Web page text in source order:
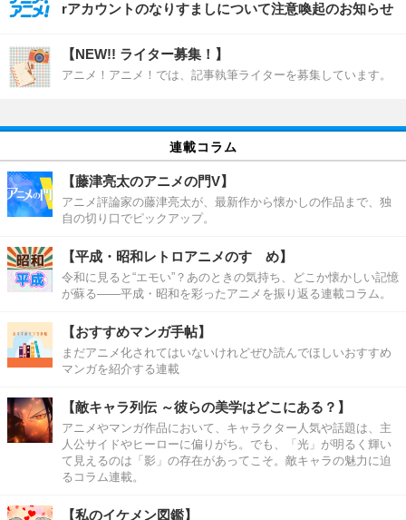
rアカウントのなりすましについて注意喚起のお知らせ
【NEW!! ライター募集！】
アニメ！アニメ！では、記事執筆ライターを募集しています。
連載コラム
【藤津亮太のアニメの門V】
アニメ評論家の藤津亮太が、最新作から懐かしの作品まで、独
自の切り口でピックアップ。
【平成・昭和レトロアニメのすゝめ】
令和に見ると“エモい”？あのときの気持ち、どこか懐かしい記憶
が蘇る――平成・昭和を彩ったアニメを振り返る連載コラム。
【おすすめマンガ手帖】
まだアニメ化されてはいないけれどぜひ読んでほしいおすすめ
マンガを紹介する連載
【敵キャラ列伝 ～彼らの美学はどこにある？】
アニメやマンガ作品において、キャラクター人気や話題は、主
人公サイドやヒーローに偏りがち。でも、「光」が明るく輝い
て見えるのは「影」の存在があってこそ。敵キャラの魅力に迫
るコラム連載。
【私のイケメン図鑑】